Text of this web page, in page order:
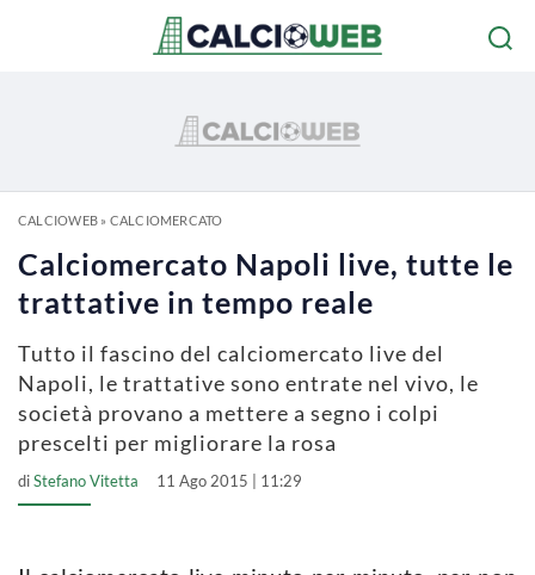
CALCIOWEB» CALCIOMERCATO
Calciomercato Napoli live, tutte le
trattative in tempo reale
Tutto il fascino del calciomercato live del
Napoli, le trattative sono entrate nel vivo, le
società provano a mettere a segno i colpi
prescelti per migliorare la rosa
diStefano Vitetta 11 Ago 2015 | 11:29